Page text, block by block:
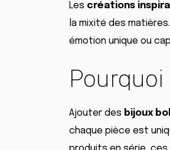
Les créations
la mixité des
émotion unique ou
Ajouter des bijoux
chaque pièce est